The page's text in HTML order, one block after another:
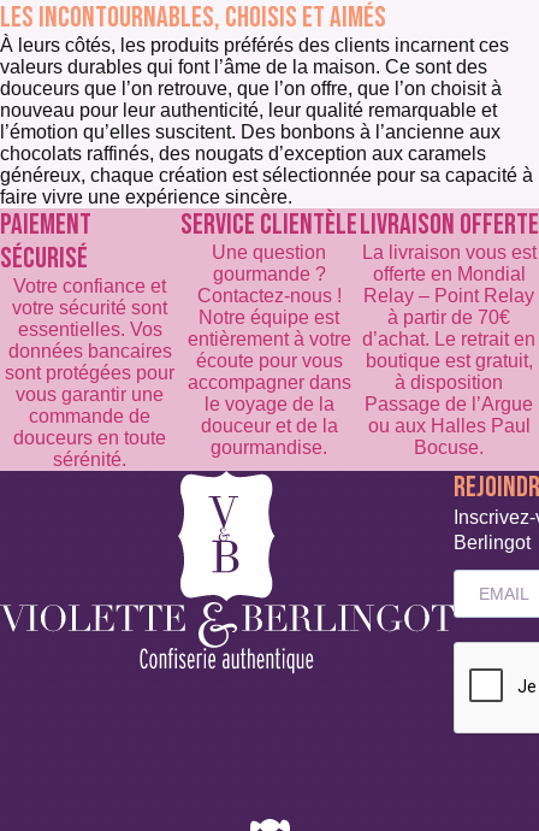
Les incontournables, choisis et aimés
À leurs côtés, les produits préférés des clients incarnent ces
valeurs durables qui font l’âme de la maison. Ce sont des
douceurs que l’on retrouve, que l’on offre, que l’on choisit à
nouveau pour leur authenticité, leur qualité remarquable et
l’émotion qu’elles suscitent. Des bonbons à l’ancienne aux
chocolats raffinés, des nougats d’exception aux caramels
généreux, chaque création est sélectionnée pour sa capacité à
faire vivre une expérience sincère.
PAIEMENT
SÉCURISÉ
Votre confiance et
votre sécurité sont
essentielles. Vos
données bancaires
sont protégées pour
vous garantir une
commande de
douceurs en toute
sérénité.
SERVICE CLIENTÈLE
Une question
gourmande ?
Contactez-nous !
Notre équipe est
entièrement à votre
écoute pour vous
accompagner dans
le voyage de la
douceur et de la
gourmandise.
LIVRAISON OFFERTE
La livraison vous est
offerte en Mondial
Relay – Point Relay
à partir de 70€
d’achat. Le retrait en
boutique est gratuit,
à disposition
Passage de l’Argue
ou aux Halles Paul
Bocuse.
Berlingot